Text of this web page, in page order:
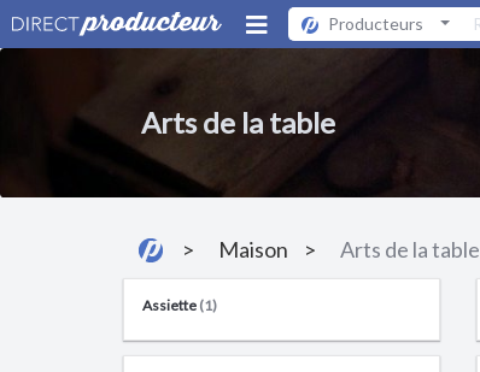
Producteurs
Arts de la table
Maison Arts de la table
Assiette (1)